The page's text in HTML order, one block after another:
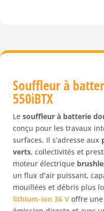
Souffleur à
550iBTX
Le souffleur à batterie
conçu pour les travaux
surfaces. Il s’adresse aux
verts, collectivités et
moteur électrique
un flux d’air puissant,
mouillées et débris plus
lithium-ion 36 V offre une